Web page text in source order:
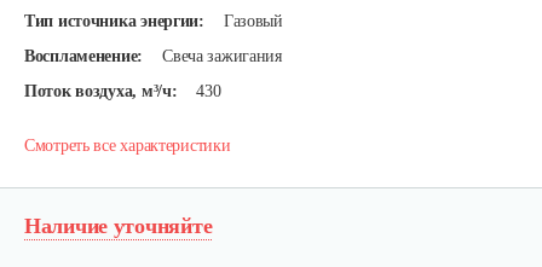
Тип источника энергии:
Газовый
Воспламенение:
Свеча зажигания
Поток воздуха, м³/ч:
430
Смотреть все характеристики
Наличие уточняйте